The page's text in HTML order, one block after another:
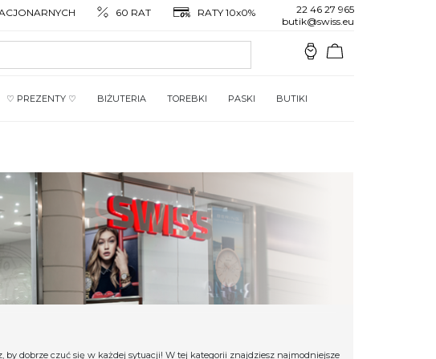
60 RAT RATY 10x0%
22 46 27 965
butik@swiss.eu
♡ PREZENTY ♡ BIŻUTERIA TOREBKI PASKI BUTIKI
dobrze czuć się w każdej sytuacji! W tej kategorii znajdziesz najmodniejsze